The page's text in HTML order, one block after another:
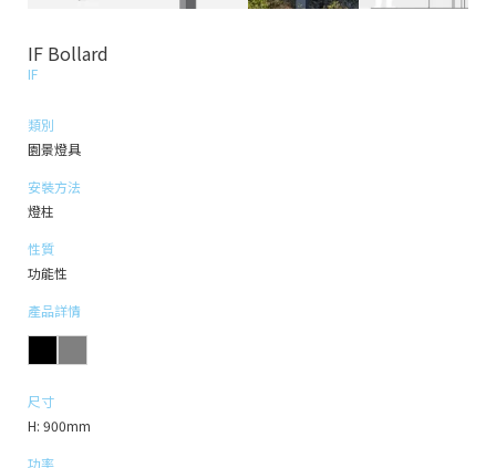
IF Bollard
IF
類別
園景燈具
安裝方法
燈柱
性質
功能性
產品詳情
尺寸
H: 900mm
功率